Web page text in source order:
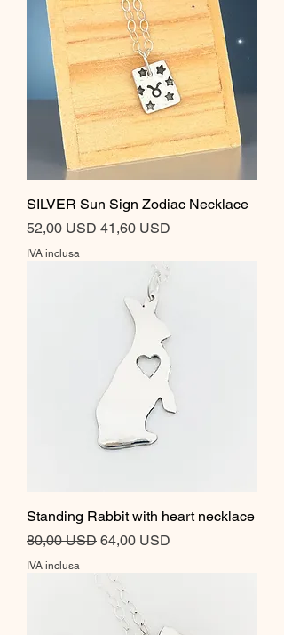
SILVER Sun Sign Zodiac Necklace
Prezzo regolare
52,00 USD Prezzo scontato
41,60 USD
IVA inclusa
Standing Rabbit with heart necklace
Prezzo regolare
80,00 USD Prezzo scontato
64,00 USD
IVA inclusa